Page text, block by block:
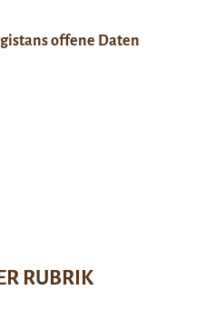
offene Daten
RUBRIK